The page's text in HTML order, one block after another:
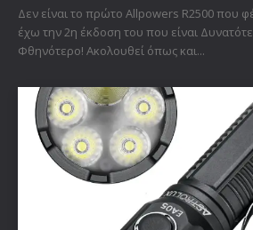
Δεν είναι το πρώτο Allpowers R2500 που
έχω την 2η έκδοση του που είναι
Φθηνότερο! Ακολουθεί όπως και...